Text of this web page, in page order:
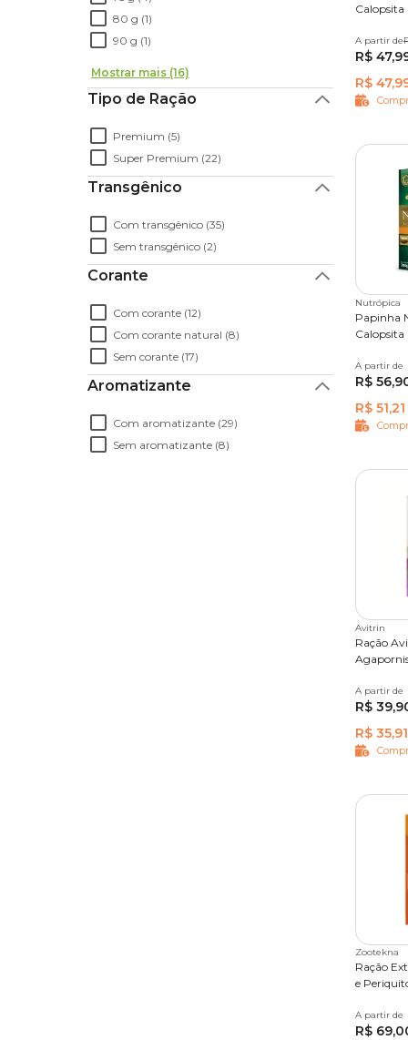
80 g (1)
90 g (1)
Mostrar mais (16)
Tipo de Ração
Premium (5)
Super Premium (22)
Transgênico
Com transgênico (35)
Sem transgênico (2)
Corante
Com corante (12)
Com corante natural (8)
Sem corante (17)
Aromatizante
Com aromatizante (29)
Sem aromatizante (8)
Calopsita
300 g
A partir de
R$
R$
Nutrópica
Papinha
Calopsita
300 g
A partir de
R$
R$ 51,21
Avitrin
Ração
500 g
A partir de
R$
R$ 35,91
Zootekna
Ração
e
400 g
A partir de
R$